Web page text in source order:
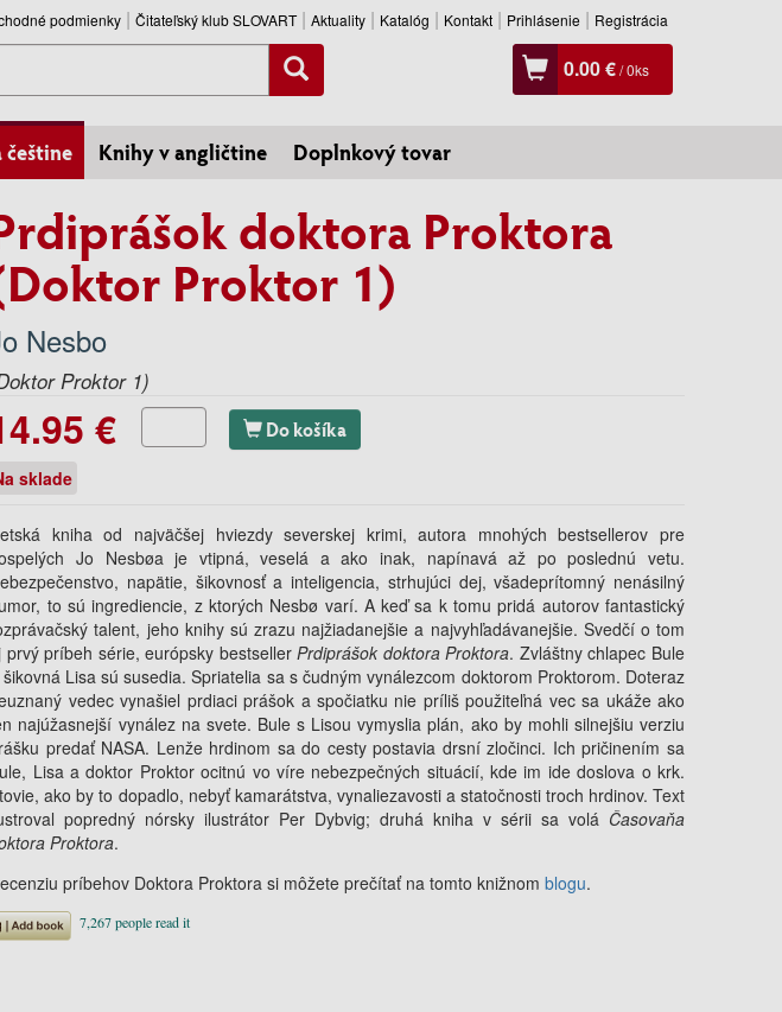
podmienky Čitateľský klub SLOVART Aktuality Katalóg Kontakt Prihlásenie Registrácia
0.00 €/0ks
češtine Knihy v angličtine Doplnkový tovar
doktora Proktora
Proktor 1)
Nesbo
Proktor 1)
€ Do košíka
sklade
kniha od najväčšej hviezdy severskej krimi, autora mnohých bestsellerov pre
Jo Nesbøa je vtipná, veselá a ako inak, napínavá až po poslednú vetu.
napätie, šikovnosť a inteligencia, strhujúci dej, všadeprítomný nenásilný
to sú ingrediencie, z ktorých Nesbø varí. A keď sa k tomu pridá autorov fantastický
talent, jeho knihy sú zrazu najžiadanejšie a najvyhľadávanejšie. Svedčí o tom
prvý príbeh série, európsky bestsellerPrdiprášok doktora Proktora. Zvláštny chlapec Bule
Lisa sú susedia. Spriatelia sa s čudným vynálezcom doktorom Proktorom. Doteraz
vedec vynašiel prdiaci prášok a spočiatku nie príliš použiteľná vec sa ukáže ako
najúžasnejší vynález na svete. Bule s Lisou vymyslia plán, ako by mohli silnejšiu verziu
predať NASA. Lenže hrdinom sa do cesty postavia drsní zločinci. Ich pričinením sa
Lisa a doktor Proktor ocitnú vo víre nebezpečných situácií, kde im ide doslova o krk.
ako by to dopadlo, nebyť kamarátstva, vynaliezavosti a statočnosti troch hrdinov. Text
popredný nórsky ilustrátor Per Dybvig; druhá kniha v sérii sa volá Časovaňa
Proktora.
príbehov Doktora Proktora si môžete prečítať na tomto knižnomblogu.